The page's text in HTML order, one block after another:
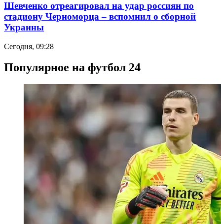
Шевченко отреагировал на удар россиян по
стадиону Черноморца – вспомнил о сборной
Украины
Сегодня, 09:28
Популярное на футбол 24